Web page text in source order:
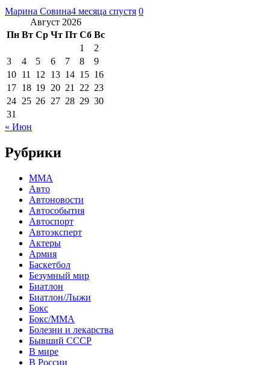
Марина Совина4 месяца спустя 0
Август 2026
Пн Вт Ср Чт Пт Сб Вс
1
2
3
4 5 6 7 8
9
10 11 12 13 14 15 16
17 18 19 20 21 22 23
24 25 26 27 28 29 30
31
« Июн
Рубрики
MMA
Авто
Автоновости
Автособытия
Автоспорт
Автоэксперт
Актеры
Армия
Баскетбол
Безумный мир
Биатлон
Биатлон/Лыжи
Бокс
Бокс/MMA
Болезни и лекарства
Бывший СССР
В мире
В России